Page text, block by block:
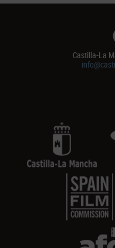
Castilla-La